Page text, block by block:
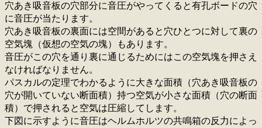
穴あき吸音板の穴部分に音圧がやってくると有孔ボードの穴
に音圧が当たります。
穴あき吸音板の裏面には空間があると穴ひとつに対して裏の
空気塊（仮想の空気の塊）もあります。
音圧がこの穴を通り裏に通じるためにはこの空気塊を押さえ
なければなりません。
パスカルの定理でわかるように大きな面積（穴あき吸音板の
穴が開いていない断面積）持つ空気が小さな面積（穴の断面
積）で押されると空気は圧縮してします。
下図に示すように音圧はヘルムホルツの共鳴箱の反力によっ